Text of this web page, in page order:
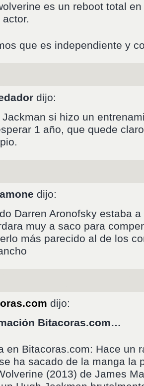
es un reboot total
que es independiente y
dijo:
Jackman si hizo un
1 año, que quede
dijo:
Darren Aronofsky estaba
muy a saco para
más parecido al de los
dijo:
Bitacoras.com…
en Bitacoras.com: Hace un
ha sacado de la manga la
(2013) de James